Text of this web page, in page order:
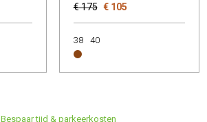
€ 175 € 105
38 40
Bespaar tijd & parkeerkosten